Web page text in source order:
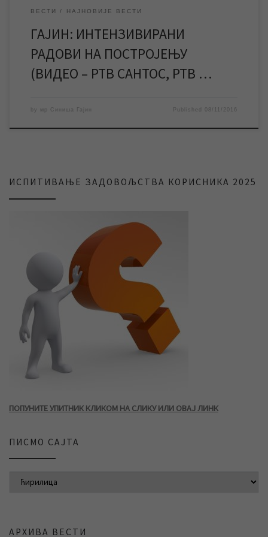
ВЕСТИ НАЈНОВИЈЕ ВЕСТИ
ГАЈИН: ИНТЕНЗИВИРАНИ
РАДОВИ НА ПОСТРОЈЕЊУ
(ВИДЕО – РТВ САНТОС, РТВ …
by мр Синиша Гајин Published 08/11/2016
ИСПИТИВАЊЕ ЗАДОВОЉСТВА КОРИСНИКА 2025
ПОПУНИТЕ УПИТНИК КЛИКОМ НА СЛИКУ ИЛИ ОВАЈ ЛИНК
ПИСМО САЈТА
АРХИВА ВЕСТИ